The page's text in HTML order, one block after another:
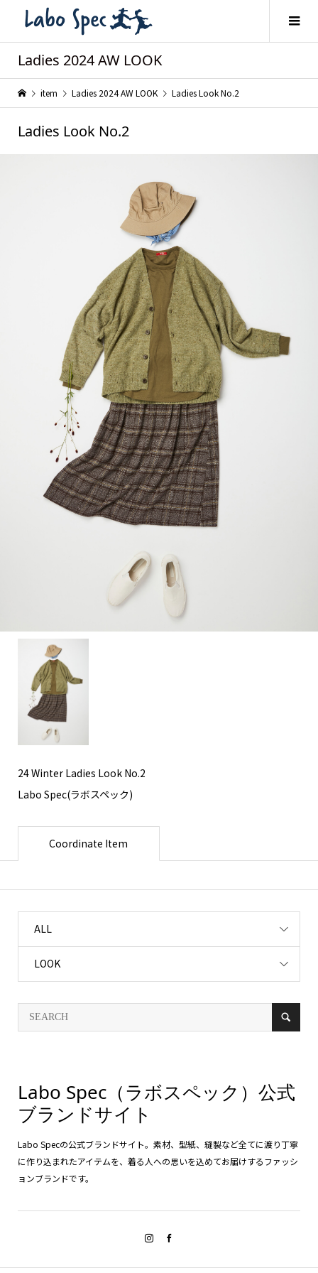
Ladies 2024 AW LOOK
item Ladies 2024 AW LOOK Ladies Look No.2
Ladies Look No.2
24 Winter Ladies Look No.2
Labo Spec(ラボスペック)
Coordinate Item
ALL
LOOK
Labo Spec（ラボスペック）公式
ブランドサイト
Labo Specの公式ブランドサイト。素材、型紙、縫製など全てに渡り丁寧
に作り込まれたアイテムを、着る人への思いを込めてお届けするファッシ
ョンブランドです。